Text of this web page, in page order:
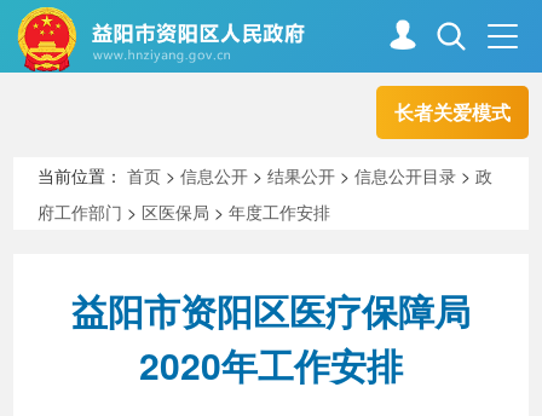
长者关爱模式
走进资阳
新闻中心 解读回应
当前位置：首页 >信息公开 >结果公开 >信息公开目录 >政
府工作部门 > 区医保局 >年度工作安排
益阳市资阳区医疗保障局
2020年工作安排